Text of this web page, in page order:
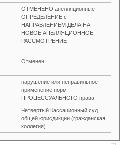
ОТМЕНЕНО апелляционные
ОПРЕДЕЛЕНИЕ с
НАПРАВЛЕНИЕМ ДЕЛА НА
НОВОЕ АПЕЛЛЯЦИОННОЕ
РАССМОТРЕНИЕ
Отменен
нарушение или неправильное
применение норм
ПРОЦЕССУАЛЬНОГО права
Четвертый Кассационный суд
общей юрисдикции (гражданская
коллегия)